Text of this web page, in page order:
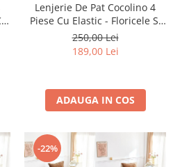
Lenjerie De Pat Cocolino 4
Piese Cu Elastic - Floricele Si
Iepurasi
250,00 Lei
189,00 Lei
ADAUGA IN COS
-22%